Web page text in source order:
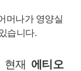
머나가 영양실
습니다.
현재 에티오